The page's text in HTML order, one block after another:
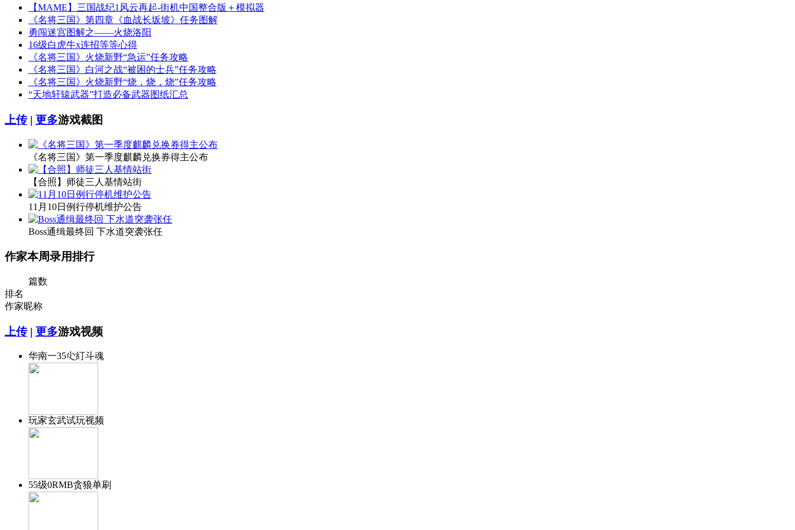
【MAME】三国战纪1风云再起-街机中国整合版＋模拟器
《名将三国》第四章《血战长坂坡》任务图解
勇闯迷宫图解之——火烧洛阳
16级白虎牛x连招等等心得
《名将三国》火烧新野“急运”任务攻略
《名将三国》白河之战“被困的士兵”任务攻略
《名将三国》火烧新野“烧，烧，烧”任务攻略
“天地轩辕武器”打造必备武器图纸汇总
上传| 更多游戏截图
《名将三国》第一季度麒麟兑换券得主公布
【合照】师徒三人基情站街
11月10日例行停机维护公告
Boss通缉最终回 下水道突袭张任
作家本周录用排行
篇数
排名
作家昵称
上传| 更多游戏视频
华南一35尐糽斗魂
玩家玄武试玩视频
55级0RMB贪狼单刷